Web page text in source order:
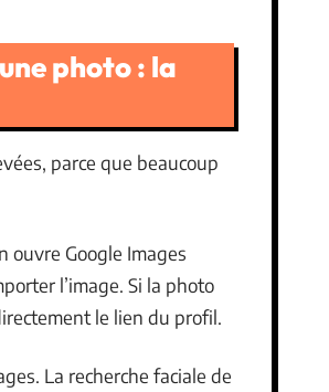
photo : la
parce que beaucoup
ouvre Google Images
l’image. Si la photo
le lien du profil.
La recherche faciale de